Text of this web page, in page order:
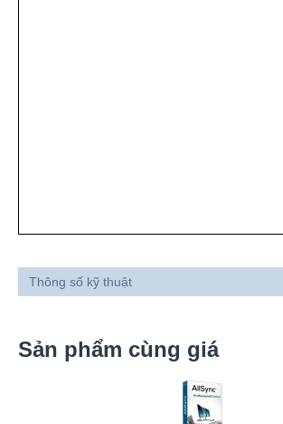
Thông số kỹ thuật
Sản phẩm cùng giá